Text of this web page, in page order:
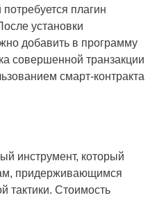
плагин
установки
добавить в программу
совершенной транзакции
смарт-контракта
инструмент, который
придерживающимся
тактики. Стоимость